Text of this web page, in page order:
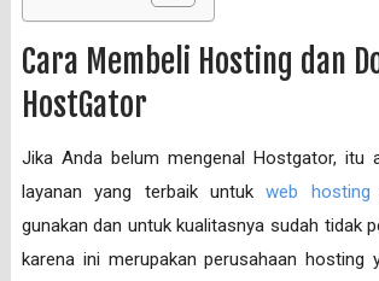
Cara Membeli Hosting dan
HostGator
Jika Anda belum mengenal Hostgator, itu
layanan yang terbaik untukweb hosting
gunakan dan untuk kualitasnya sudah tidak
karena ini merupakan perusahaan hosting